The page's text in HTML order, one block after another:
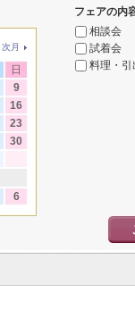
次月
日
9
16
23
30
6
フェアの内
相談会
試着会
料理・引